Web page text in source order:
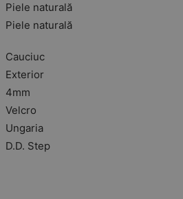
Piele naturală
Piele naturală
Cauciuc
Exterior
4mm
Velcro
Ungaria
D.D. Step